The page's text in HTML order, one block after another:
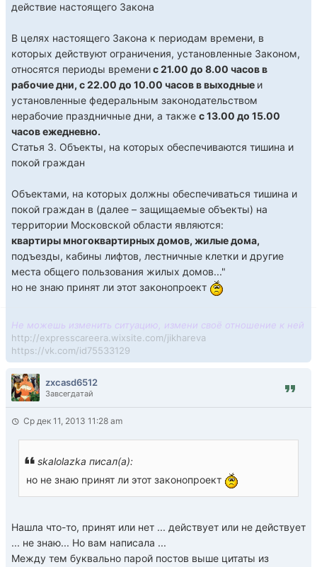
действие настоящего Закона
В целях настоящего Закона к периодам времени, в
которых действуют ограничения, установленные Законом,
относятся периоды временис 21.00 до 8.00 часов в
рабочие дни, с 22.00 до 10.00 часов в выходные и
установленные федеральным законодательством
нерабочие праздничные дни, а также с 13.00 до 15.00
часов ежедневно.
Статья 3. Объекты, на которых обеспечиваются тишина и
покой граждан
Объектами, на которых должны обеспечиваться тишина и
покой граждан в (далее – защищаемые объекты) на
территории Московской области являются:
квартиры многоквартирных домов, жилые дома,
подъезды, кабины лифтов, лестничные клетки и другие
места общего пользования жилых домов..."
но не знаю принят ли этот законопроект
Не можешь изменить ситуацию, измени своё отношение к ней
http://expresscareera.wixsite.com/jikhareva
https://vk.com/id75533129
zxcasd6512
Завсегдатай
Ср дек 11, 2013 11:28 am
skalolazka писал(а):
но не знаю принят ли этот законопроект
Нашла что-то, принят или нет ... действует или не действует
... не знаю... Но вам написала ...
Между тем буквально парой постов выше цитаты из